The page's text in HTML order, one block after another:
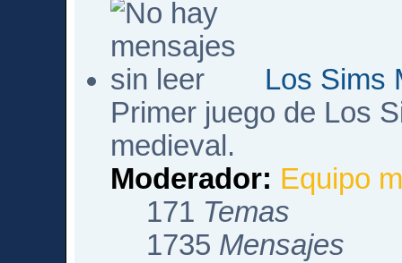
Los Sims
Primer juego de Los
medieval.
Moderador: Equipo
171 Temas
1735 Mensajes